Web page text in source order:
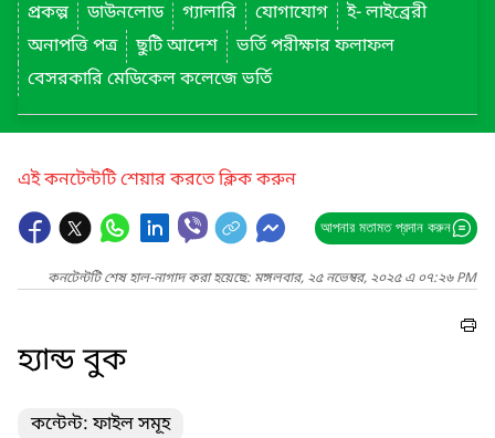
প্রকল্প
ডাউনলোড গ্যালারি যোগাযোগ
ই- লাইব্রেরী
অনাপত্তি পত্র
ছুটি আদেশ
ভর্তি পরীক্ষার ফলাফল
বেসরকারি মেডিকেল কলেজে ভর্তি
এই কনটেন্টটি শেয়ার করতে ক্লিক করুন
আপনার মতামত প্রদান করুন
কনটেন্টটি শেষ হাল-নাগাদ করা হয়েছে: মঙ্গলবার, ২৫ নভেম্বর, ২০২৫ এ ০৭:২৬ PM
হ্যান্ড বুক
কন্টেন্ট: ফাইল সমূহ